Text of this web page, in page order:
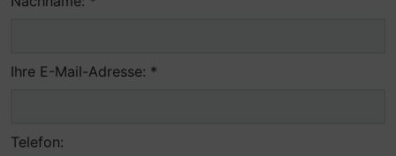
Ihre E-Mail-Adresse: *
Telefon: